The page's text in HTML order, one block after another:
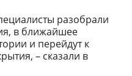
разобрали
в ближайшее
и перейдут к
– сказали в